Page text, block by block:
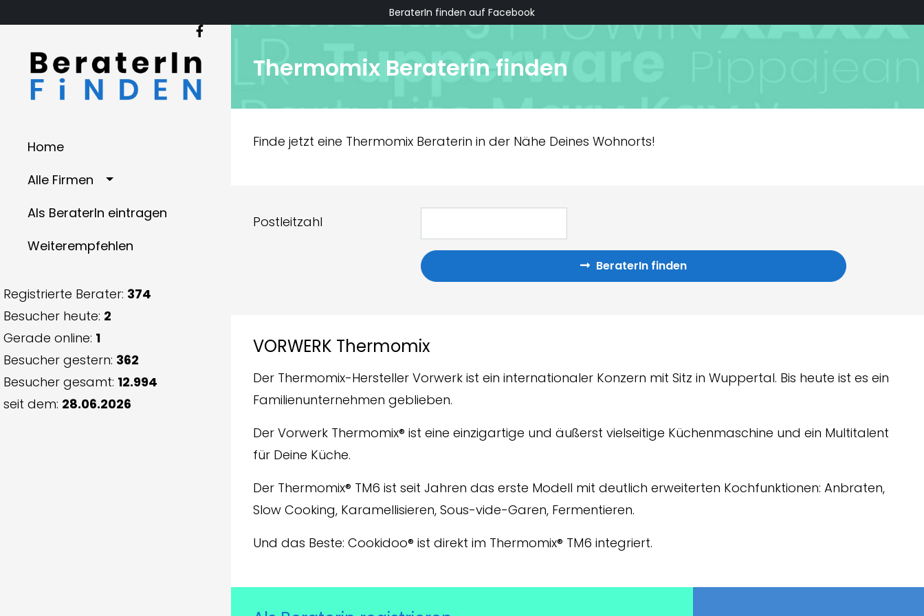
BeraterIn finden auf Facebook
Home
Alle Firmen
Als BeraterIn eintragen
Weiterempfehlen
Registrierte Berater: 374
Besucher heute: 2
Gerade online: 1
Besucher gestern: 362
Besucher gesamt: 12.994
seit dem: 28.06.2026
Thermomix Beraterin finden
Finde jetzt eine Thermomix Beraterin in der Nähe Deines Wohnorts!
Postleitzahl
BeraterIn finden
VORWERK Thermomix
Der Thermomix-Hersteller Vorwerk ist ein internationaler Konzern mit Sitz in Wuppertal. Bis heute ist es ein
Familienunternehmen geblieben.
Der Vorwerk Thermomix® ist eine einzigartige und äußerst vielseitige Küchenmaschine und ein Multitalent
für Deine Küche.
Der Thermomix® TM6 ist seit Jahren das erste Modell mit deutlich erweiterten Kochfunktionen: Anbraten,
Slow Cooking, Karamellisieren, Sous-vide-Garen, Fermentieren.
Und das Beste: Cookidoo® ist direkt im Thermomix® TM6 integriert.